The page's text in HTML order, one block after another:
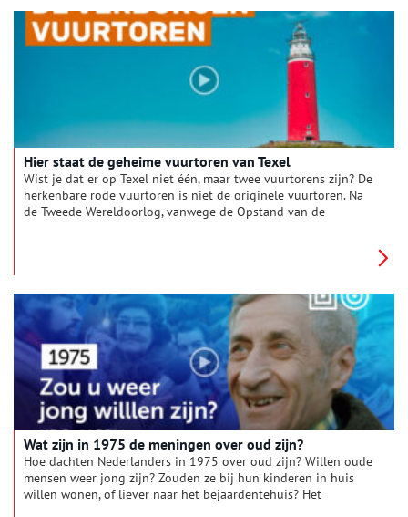
Hier staat de geheime vuurtoren van Texel
Wist je dat er op Texel niet één, maar twee vuurtorens zijn? De
herkenbare rode vuurtoren is niet de originele vuurtoren. Na
de Tweede Wereldoorlog, vanwege de Opstand van de
Wat zijn in 1975 de meningen over oud zijn?
Hoe dachten Nederlanders in 1975 over oud zijn? Willen oude
mensen weer jong zijn? Zouden ze bij hun kinderen in huis
willen wonen, of liever naar het bejaardentehuis? Het